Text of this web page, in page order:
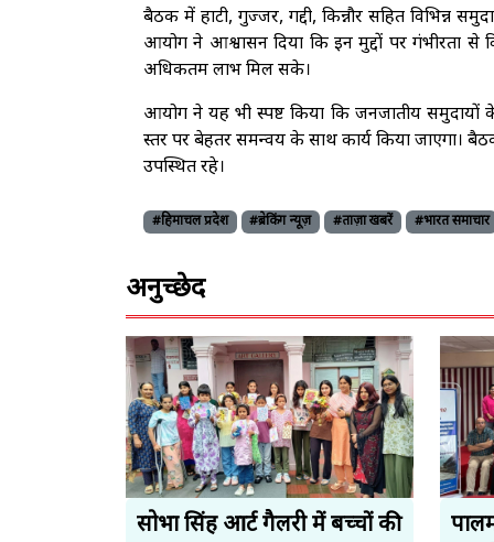
बैठक में हाटी, गुज्जर, गद्दी, किन्नौर सहित विभिन्न
आयोग ने आश्वासन दिया कि इन मुद्दों पर गंभीरता
अधिकतम लाभ मिल सके।
आयोग ने यह भी स्पष्ट किया कि जनजातीय
स्तर पर बेहतर समन्वय के साथ कार्य किया जाएगा।
उपस्थित रहे।
#हिमाचल प्रदेश #ब्रेकिंग न्यूज़ #ताज़ा खबरें #भारत समाचार
अनुच्छेद
सोभा सिंह आर्ट गैलरी में बच्चों की